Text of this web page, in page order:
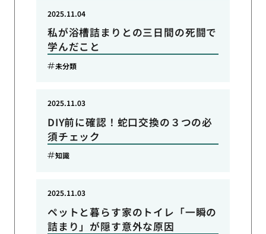
私が浴槽詰まりとの三日間の死闘で
学んだこと
2025.11.04
未分類
DIY前に確認！蛇口交換の３つの必
須チェック
2025.11.03
知識
ペットと暮らす家のトイレ「一瞬の
詰まり」が隠す意外な原因
2025.11.03